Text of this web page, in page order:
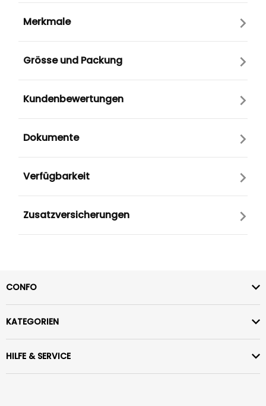
Merkmale
Grösse und Packung
Kundenbewertungen
Dokumente
Verfügbarkeit
Zusatzversicherungen
CONFO
KATEGORIEN
HILFE & SERVICE